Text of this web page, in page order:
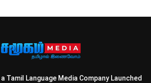
Tamil Language Media Company Launched